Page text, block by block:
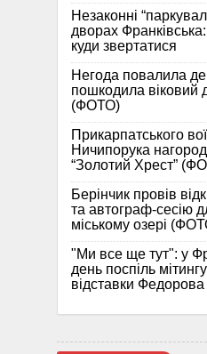
Незаконні
дворах
куди звертатися
Негода повалила
пошкодила віковий
(ФОТО)
Прикарпатського
Ничипорука
“Золотий Хрест”
Берінчик провів
та автограф-сесію
міському озері
"Ми все ще тут": у
день поспіль
відставки